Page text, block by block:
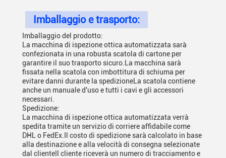
Imballaggio e trasporto:
Imballaggio del prodotto:
La macchina di ispezione ottica automatizzata sarà
confezionata in una robusta scatola di cartone per
garantire il suo trasporto sicuro.La macchina sarà
fissata nella scatola con imbottitura di schiuma per
evitare danni durante la spedizioneLa scatola contiene
anche un manuale d'uso e tutti i cavi e gli accessori
necessari.
Spedizione:
La macchina di ispezione ottica automatizzata verrà
spedita tramite un servizio di corriere affidabile come
DHL o FedEx.Il costo di spedizione sarà calcolato in base
alla destinazione e alla velocità di consegna selezionate
dal clienteIl cliente riceverà un numero di tracciamento e